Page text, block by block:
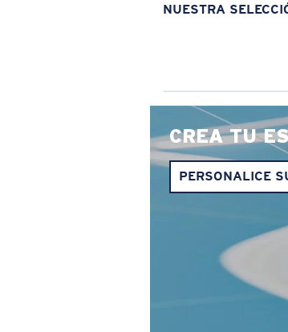
NUESTRA
CREA TU
PERSONALICE